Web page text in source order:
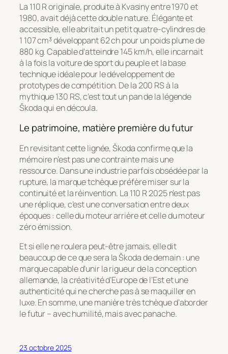
La 110 R originale, produite à Kvasiny entre 1970 et
1980, avait déjà cette double nature. Élégante et
accessible, elle abritait un petit quatre-cylindres de
1 107 cm³ développant 62 ch pour un poids plume de
880 kg. Capable d’atteindre 145 km/h, elle incarnait
à la fois la voiture de sport du peuple et la base
technique idéale pour le développement de
prototypes de compétition. De la 200 RS à la
mythique 130 RS, c’est tout un pan de la légende
Škoda qui en découla.
Le patrimoine, matière première du futur
En revisitant cette lignée, Škoda confirme que la
mémoire n’est pas une contrainte mais une
ressource. Dans une industrie parfois obsédée par la
rupture, la marque tchèque préfère miser sur la
continuité et la réinvention. La 110 R 2025 n’est pas
une réplique, c’est une conversation entre deux
époques : celle du moteur arrière et celle du moteur
zéro émission.
Et si elle ne roulera peut-être jamais, elle dit
beaucoup de ce que sera la Škoda de demain : une
marque capable d’unir la rigueur de la conception
allemande, la créativité d’Europe de l’Est et une
authenticité qui ne cherche pas à se maquiller en
luxe. En somme, une manière très tchèque d’aborder
le futur – avec humilité, mais avec panache.
23 octobre 2025